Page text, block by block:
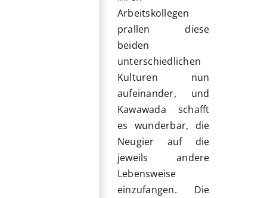
Arbeitskollegen
prallen diese
beiden
unterschiedlichen
Kulturen nun
aufeinander, und
Kawawada schafft
es wunderbar, die
Neugier auf die
jeweils andere
Lebensweise
einzufangen. Die